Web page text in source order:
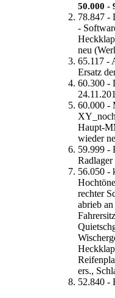
50.000 -
78.847 -
-
neu
65.117 -
Ersatz
60.300 -
60.000 -
Haupt-
wieder
59.999 -
Radlager
56.050 -
rechter
abrieb
ers.,
52.840 -